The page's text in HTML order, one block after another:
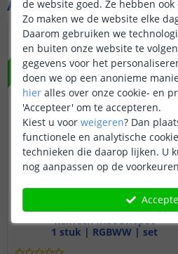
NIEUW
RexTech Inbouwspot
1 stuk | RGBWW | set
de website goed. Ze hebben
Zo maken we de website elke
Daarom gebruiken we
en buiten onze website te
gegevens voor het
doen we op een anonieme
hier alles over onze cookie- en
'Accepteer' om te accepteren.
Kiest u voor weigeren? Dan
functionele en analytische
technieken die daarop lijken. U
nog aanpassen op de